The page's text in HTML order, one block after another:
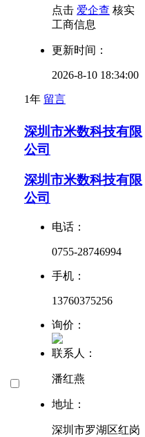
点击 爱企查 核实
工商信息
更新时间：
2026-8-10 18:34:00
1年 留言
深圳市米数科技有限
公司
深圳市米数科技有限
公司
电话：
0755-28746994
手机：
13760375256
询价：
联系人：
潘红燕
地址：
深圳市罗湖区红岗